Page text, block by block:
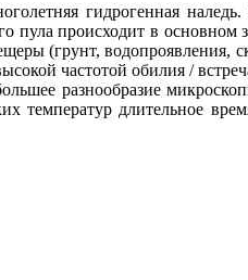
гидрогенная наледь.
происходит в основном
(грунт, водопроявления,
частотой обилия /
разнообразие
температур длительное